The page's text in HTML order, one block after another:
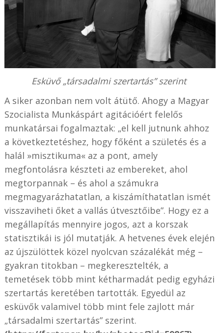
Esküvő „társadalmi szertartás” szerint
A siker azonban nem volt átütő. Ahogy a Magyar
Szocialista Munkáspárt agitációért felelős
munkatársai fogalmaztak: „el kell jutnunk ahhoz
a következtetéshez, hogy főként a születés és a
halál »misztikuma« az a pont, amely
megfontolásra készteti az embereket, ahol
megtorpannak – és ahol a számukra
megmagyarázhatatlan, a kiszámíthatatlan ismét
visszaviheti őket a vallás útvesztőibe”. Hogy ez a
megállapítás mennyire jogos, azt a korszak
statisztikái is jól mutatják. A hetvenes évek elején
az újszülöttek közel nyolcvan százalékát még –
gyakran titokban – megkeresztelték, a
temetések több mint kétharmadát pedig egyházi
szertartás keretében tartották. Egyedül az
esküvők valamivel több mint fele zajlott már
„társadalmi szertartás” szerint.